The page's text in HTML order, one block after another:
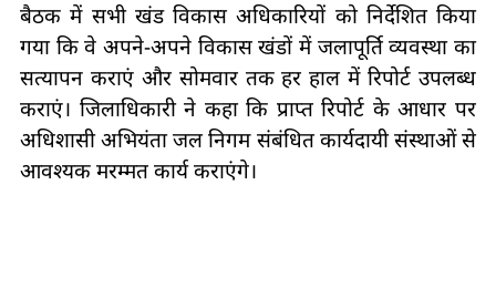
बैठक में सभी खंड विकास अधिकारियों को निर्देशित किया
गया कि वे अपने-अपने विकास खंडों में जलापूर्ति व्यवस्था का
सत्यापन कराएं और सोमवार तक हर हाल में रिपोर्ट उपलब्ध
कराएं। जिलाधिकारी ने कहा कि प्राप्त रिपोर्ट के आधार पर
अधिशासी अभियंता जल निगम संबंधित कार्यदायी संस्थाओं से
आवश्यक मरम्मत कार्य कराएंगे।